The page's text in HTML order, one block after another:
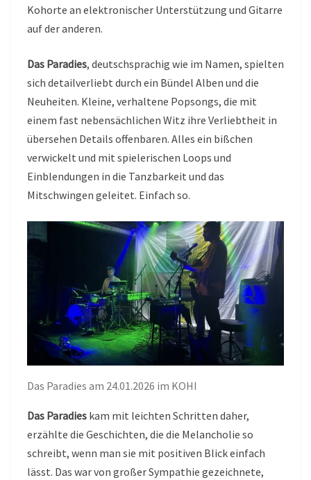
Kohorte an elektronischer Unterstützung und Gitarre
auf der anderen.
Das Paradies, deutschsprachig wie im Namen, spielten
sich detailverliebt durch ein Bündel Alben und die
Neuheiten. Kleine, verhaltene Popsongs, die mit
einem fast nebensächlichen Witz ihre Verliebtheit in
übersehen Details offenbaren. Alles ein bißchen
verwickelt und mit spielerischen Loops und
Einblendungen in die Tanzbarkeit und das
Mitschwingen geleitet. Einfach so.
Das Paradies am 24.01.2026 im KOHI
Das Paradies kam mit leichten Schritten daher,
erzählte die Geschichten, die die Melancholie so
schreibt, wenn man sie mit positiven Blick einfach
lässt. Das war von großer Sympathie gezeichnete,